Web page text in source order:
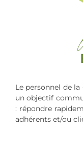
Le personnel de
un objectif
: répondre
adhérents et/ou